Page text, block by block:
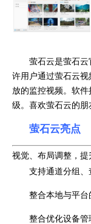
萤石云是萤石
许用户通过萤石云
放的监控视频。软
级。喜欢萤石云的朋
萤石云亮点
视觉、布局调整，提
支持通道分组、
整合本地与平台
整合优化设备管